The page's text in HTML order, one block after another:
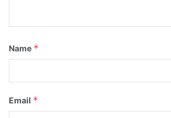
Name *
Email *